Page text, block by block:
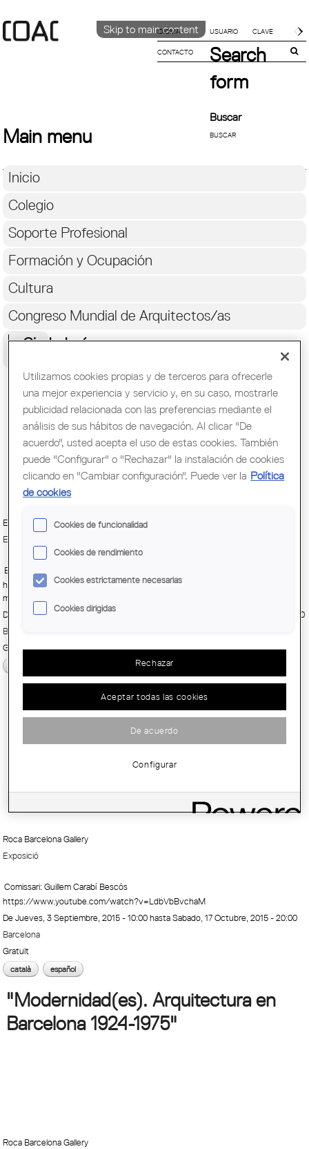
Skip to main content
IDIOMA
CATALÀ
CONTACTO
Search
form
Buscar
Main menu
Inicio
Colegio
Soporte Profesional
Formación y Ocupación
Cultura
Congreso Mundial de Arquitectos/as
Ciudadanía
Exposició: Premis ei! Professional
Edition
ELISAVA Escola de Disseny i Enginyeria
Exposició
ELISAVA Escola de Disseny i Enginyeria de Barcelona
http://www.elisava.net/ca/el-centre/actualitat/agenda/elisava-exposa-els-
millors-projectes-de-masters-i-postgraus
De
Martes, 15 Septiembre, 2015 - 18:00
Jueves, 5 Noviembre, 2015 - 21:00
Barcelona
Gratuït
"Modernity(ies). Architecture in
Barcelona 1924-1975"
Roca Barcelona Gallery
Exposició
Comissari: Guillem Carabí Bescós
https://www.youtube.com/watch?v=LdbVbBvchaM
DeJueves, 3 Septiembre, 2015 - 10:00hastaSabado, 17 Octubre, 2015 - 20:00
Barcelona
Gratuït
català español
"Modernidad(es). Arquitectura en
Barcelona 1924-1975"
Roca Barcelona Gallery
Utilizamos cookies propias y de terceros para ofrecerle
una mejor experiencia y servicio y, en su caso, mostrarle
publicidad relacionada con las preferencias mediante el
análisis de sus hábitos de navegación. Al clicar "De
acuerdo", usted acepta el uso de estas cookies. También
puede "Configurar" o "Rechazar" la instalación de cookies
clicando en "Cambiar configuración". Puede ver la Política
de cookies
Cookies de funcionalidad
Cookies de rendimiento
Cookies estrictamente necesarias
Cookies dirigidas
Rechazar
Aceptar todas las cookies
De acuerdo
Configurar